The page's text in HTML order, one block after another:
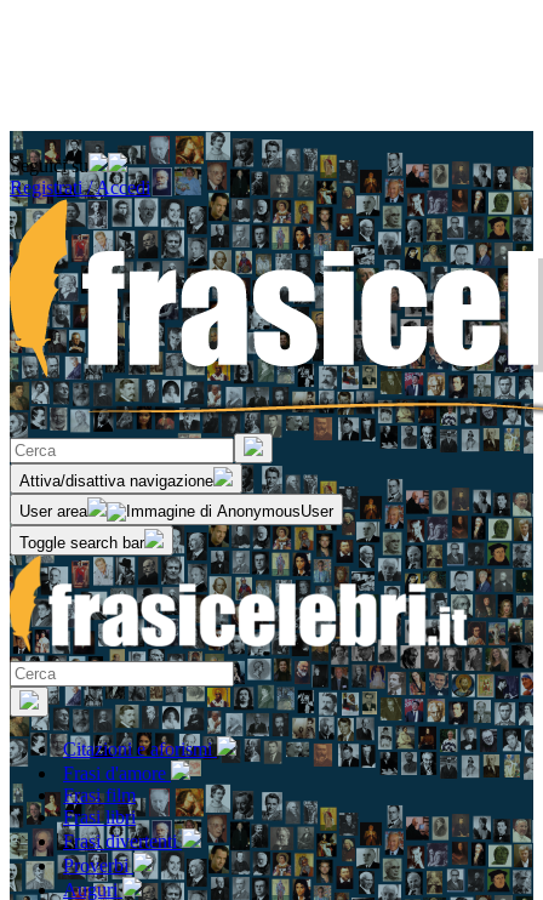
Seguici su
Registrati / Accedi
Attiva/disattiva navigazione
User area
Toggle search bar
Citazioni e aforismi
Frasi d'amore
Frasi film
Frasi libri
Frasi divertenti
Proverbi
Auguri